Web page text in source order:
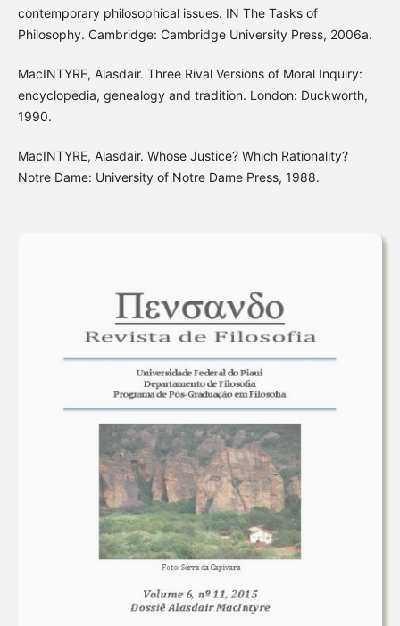
contemporary philosophical issues. IN The Tasks of
Philosophy. Cambridge: Cambridge University Press, 2006a.
MacINTYRE, Alasdair. Three Rival Versions of Moral Inquiry:
encyclopedia, genealogy and tradition. London: Duckworth,
1990.
MacINTYRE, Alasdair. Whose Justice? Which Rationality?
Notre Dame: University of Notre Dame Press, 1988.